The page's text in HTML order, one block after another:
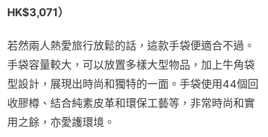
HK$3,071）
若然兩人熱愛旅行放鬆的話，這款手袋便適合不過。
手袋容量較大，可以放置多樣大型物品，加上牛角袋
型設計，展現出時尚和獨特的一面。手袋使用44個回
收膠樽、結合純素皮革和環保工藝等，非常時尚和實
用之餘，亦愛護環境。